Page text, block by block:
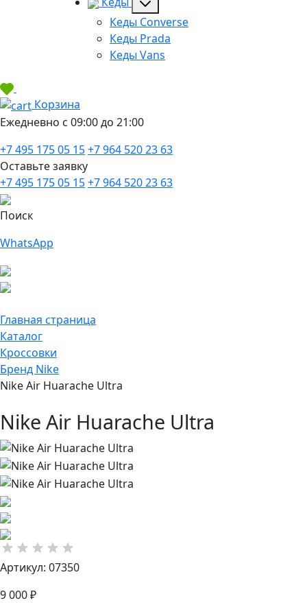
Кеды Converse
Кеды Prada
Кеды Vans
Корзина
Ежедневно с 09:00 до 21:00
+7 495 175 05 15+7 964 520 23 63
Оставьте заявку
+7 495 175 05 15+7 964 520 23 63
Поиск
WhatsApp
Главная страница
Каталог
Кроссовки
Бренд Nike
Nike Air Huarache Ultra
Nike Air Huarache Ultra
Артикул: 07350
9 000 ₽